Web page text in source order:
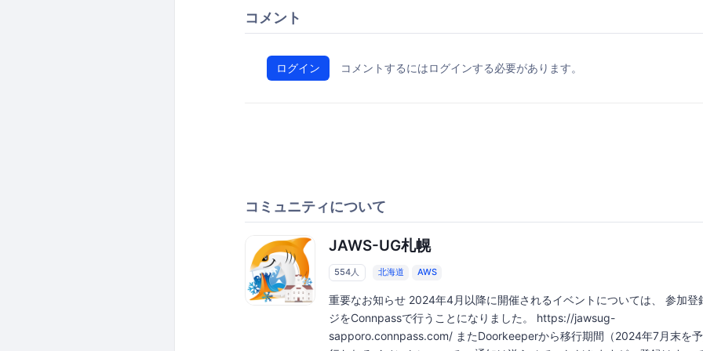
コメント
ログイン コメントするにはログインする必要があります。
コミュニティについて
JAWS-UG札幌
554人 北海道 AWS
重要なお知らせ 2024年4月以降に開催されるイベントについては、 参加登
ジをConnpassで行うことになりました。 https://jawsug-
sapporo.connpass.com/ またDoorkeeperから移行期間（2024年7月末を